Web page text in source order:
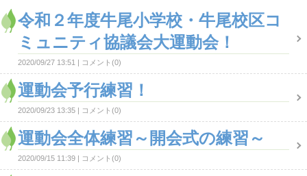
令和２年度牛尾小学校・牛尾校区コ
ミュニティ協議会大運動会！
2020/09/27 13:51 コメント(0)
運動会予行練習！
2020/09/23 13:35 コメント(0)
運動会全体練習～開会式の練習～
2020/09/15 11:39 コメント(0)